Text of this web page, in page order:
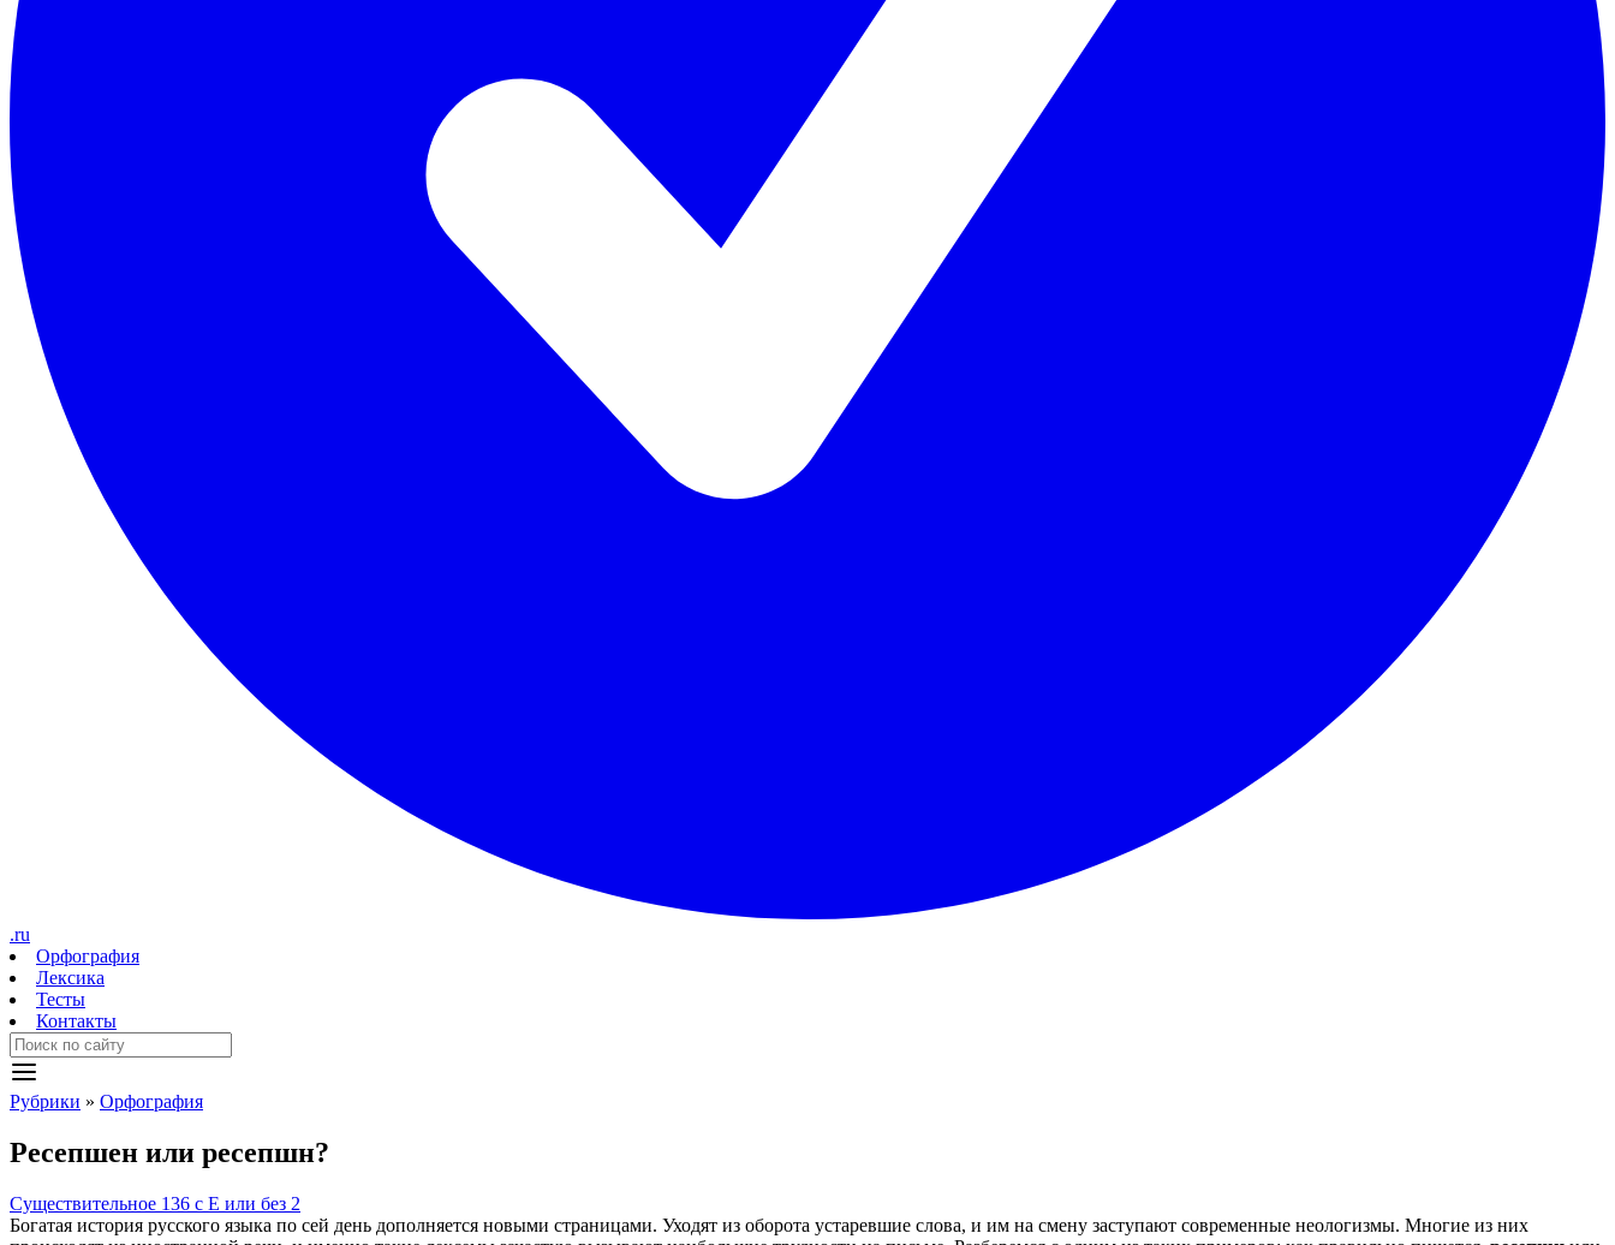
.ru
Орфография
Лексика
Тесты
Контакты
Рубрики » Орфография
Ресепшен или ресепшн?
Существительное 136 с Е или без 2
Богатая история русского языка по сей день дополняется новыми страницами. Уходят из оборота устаревшие слова, и им на смену заступают современные неологизмы. Многие из них